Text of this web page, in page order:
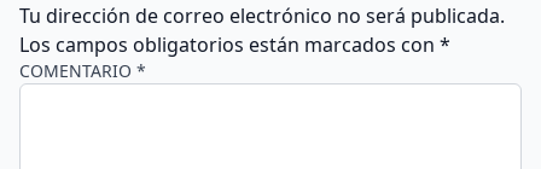
Tu dirección de correo electrónico no será publicada.
Los campos obligatorios están marcados con *
COMENTARIO *